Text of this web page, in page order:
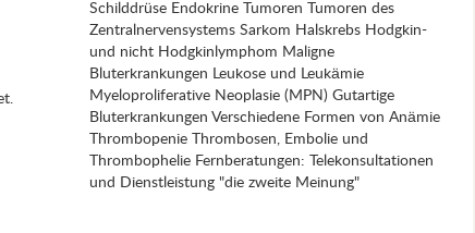
Schilddrüse Endokrine Tumoren Tumoren des
Zentralnervensystems Sarkom Halskrebs Hodgkin-
und nicht Hodgkinlymphom Maligne
Bluterkrankungen Leukose und Leukämie
Myeloproliferative Neoplasie (MPN) Gutartige
Bluterkrankungen Verschiedene Formen von Anämie
Thrombopenie Thrombosen, Embolie und
Thrombophelie Fernberatungen: Telekonsultationen
und Dienstleistung "die zweite Meinung"